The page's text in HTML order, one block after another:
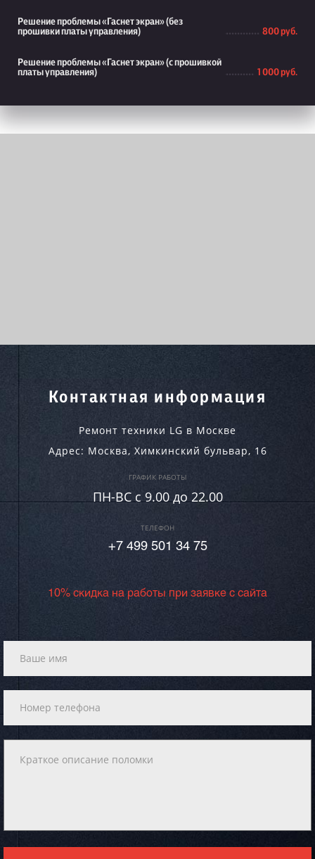
Решение проблемы «Гаснет экран» (без
прошивки платы управления)
800 руб.
Решение проблемы «Гаснет экран» (с прошивкой
платы управления)
1 000 руб.
Контактная информация
Ремонт техники LG в Москве
Адрес: Москва, Химкинский бульвар, 16
ГРАФИК РАБОТЫ
ПН-ВC c 9.00 до 22.00
ТЕЛЕФОН
+7 499 501 34 75
10% скидка на работы при заявке с сайта